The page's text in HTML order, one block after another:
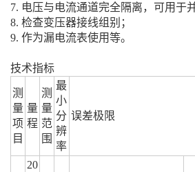
7. 电压与电流通道完全隔离，可用于
8. 检查变压器接线组别；
9. 作为漏电流表使用等。
技术指标
测
量
项
目
量
程
测
量
范
围
最
小
分
辨
率
误差极限
20